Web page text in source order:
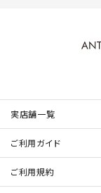
実店舗一覧
ご利用ガイド
ご利用規約